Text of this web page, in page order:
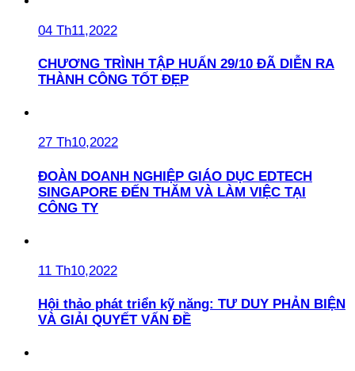
04 Th11,2022
CHƯƠNG TRÌNH TẬP HUẤN 29/10 ĐÃ DIỄN RA
THÀNH CÔNG TỐT ĐẸP
27 Th10,2022
ĐOÀN DOANH NGHIỆP GIÁO DỤC EDTECH
SINGAPORE ĐẾN THĂM VÀ LÀM VIỆC TẠI
CÔNG TY
11 Th10,2022
Hội thảo phát triển kỹ năng: TƯ DUY PHẢN BIỆN
VÀ GIẢI QUYẾT VẤN ĐỀ